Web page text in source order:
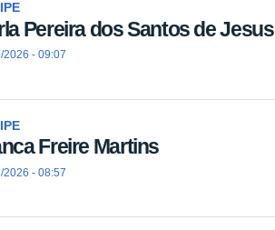
Pereira dos Santos de Jesus
2026 - 09:07
Freire Martins
2026 - 08:57